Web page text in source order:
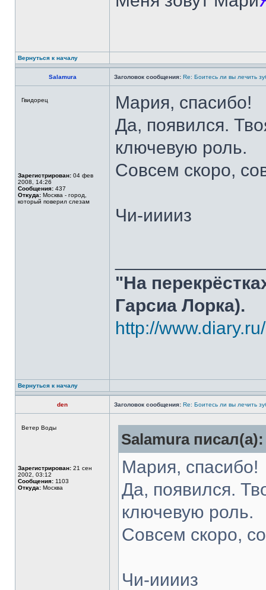
Вернуться к началу
Salamura Заголовок сообщения: Re: Боитесь ли вы лечить
Гвидорец
Зарегистрирован: 04 фев
2008, 14:26
Сообщения: 437
Откуда: Москва - город,
который поверил слезам
Мария, спасибо!
Да, появился.
ключевую роль.
Совсем скоро,
Чи-ииииз
"На
Гарсиа Лорка).
http://
Вернуться к началу
den Заголовок сообщения: Re: Боитесь ли вы лечить
Ветер Воды
Зарегистрирован: 21 сен
2002, 03:12
Сообщения: 1103
Откуда: Москва
Salamura писал(а):
Мария, спасибо!
Да, появился.
ключевую роль.
Совсем скоро,
Чи-ииииз